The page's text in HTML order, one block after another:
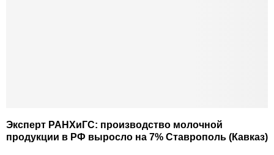
Эксперт РАНХиГС: производство молочной
продукции в РФ выросло на 7% Ставрополь (Кавказ)